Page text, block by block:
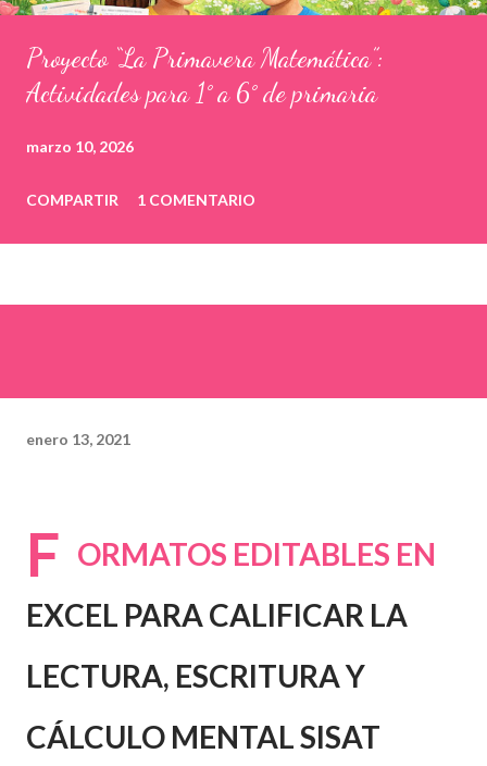
Proyecto “La Primavera Matemática”:
Actividades para 1° a 6° de primaria
marzo 10, 2026
COMPARTIR 1 COMENTARIO
enero 13, 2021
F ORMATOS EDITABLES EN
EXCEL PARA CALIFICAR LA
LECTURA, ESCRITURA Y
CÁLCULO MENTAL SISAT